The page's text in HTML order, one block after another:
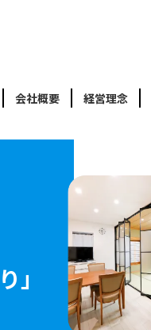
会社概要 経営理念
」